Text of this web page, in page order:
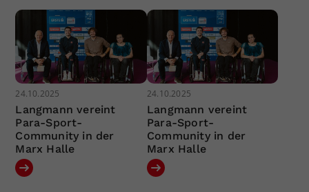
24.10.2025
Langmann vereint
Para-Sport-
Community in der
Marx Halle
24.10.2025
Langmann vereint
Para-Sport-
Community in der
Marx Halle